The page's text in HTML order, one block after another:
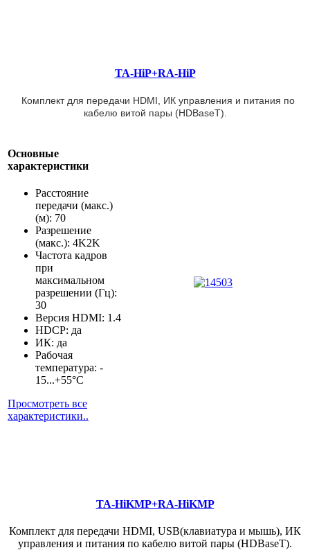
TA-HiP+RA-HiP
Комплект для передачи HDMI, ИК управления и питания по
кабелю витой пары (HDBaseT).
Основные
характеристики
Расстояние
передачи (макс.)
(м): 70
Разрешение
(макс.): 4K2K
Частота кадров
при
максимальном
разрешении (Гц):
30
Версия HDMI: 1.4
HDCP: да
ИК: да
Рабочая
температура: -
15...+55°С
Просмотреть все
характеристики..
TA-HiKMP+RA-HiKMP
Комплект для передачи HDMI, USB(клавиатура и мышь), ИК
управления и питания по кабелю витой пары (HDBaseT).